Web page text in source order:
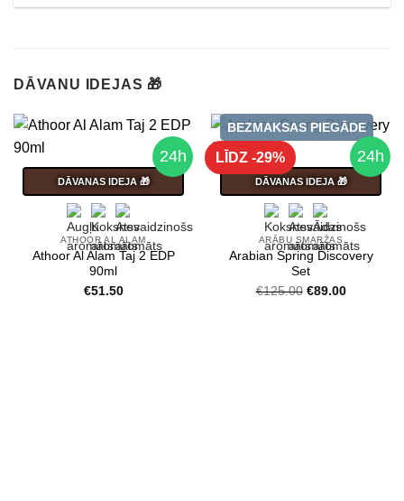
DĀVANU IDEJAS 🎁
24h
DĀVANAS IDEJA 🎁
ATHOOR AL ALAM
Athoor Al Alam Taj 2 EDP
90ml
€51.50
24h
LĪDZ -29%
BEZMAKSAS PIEGĀDE
DĀVANAS IDEJA 🎁
ARĀBU SMARŽAS
Arabian Spring Discovery
Set
€125.00 Original
€89.00Current